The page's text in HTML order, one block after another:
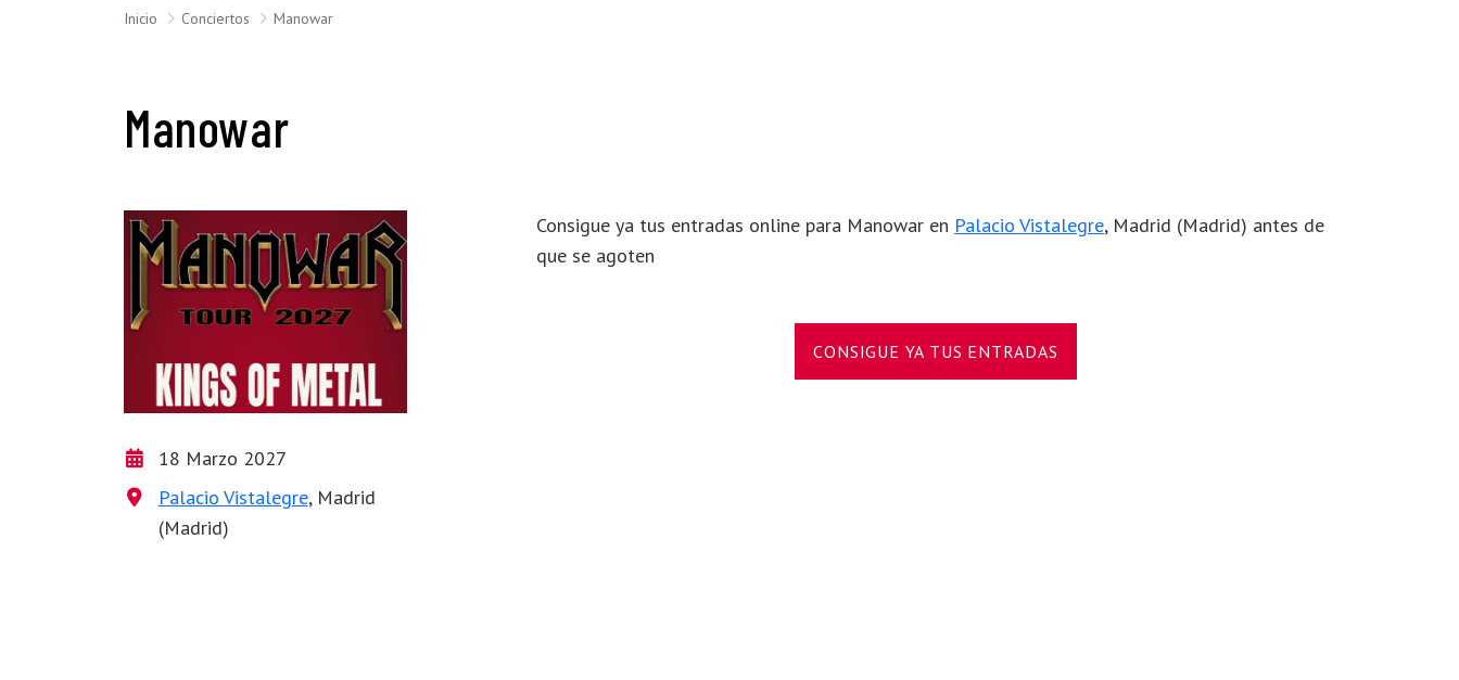
Inicio Conciertos Manowar
Manowar
18 Marzo 2027
Palacio Vistalegre, Madrid
(Madrid)
Consigue ya tus entradas online para Manowar en Palacio Vistalegre, Madrid (Madrid) antes de
que se agoten
CONSIGUE YA TUS ENTRADAS